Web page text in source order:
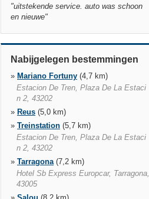
"uitstekende service. auto was schoon
en nieuwe"
Nabijgelegen bestemmingen
» Mariano Fortuny (4,7 km)
Estacion De Tren, Plaza De La Estaci
n 2, 43202
» Reus (5,0 km)
» Treinstation (5,7 km)
Estacion De Tren, Plaza De La Estaci
n 2, 43202
» Tarragona(7,2 km)
Hotel Sb Express Europcar, Tarragona,
43005